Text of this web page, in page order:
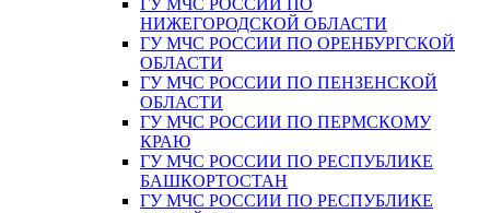
ГУ МЧС РОССИИ ПО
НИЖЕГОРОДСКОЙ ОБЛАСТИ
ГУ МЧС РОССИИ ПО ОРЕНБУРГСКОЙ
ОБЛАСТИ
ГУ МЧС РОССИИ ПО ПЕНЗЕНСКОЙ
ОБЛАСТИ
ГУ МЧС РОССИИ ПО ПЕРМСКОМУ
КРАЮ
ГУ МЧС РОССИИ ПО РЕСПУБЛИКЕ
БАШКОРТОСТАН
ГУ МЧС РОССИИ ПО РЕСПУБЛИКЕ